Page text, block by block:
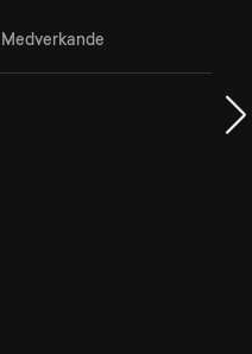
Medverkande